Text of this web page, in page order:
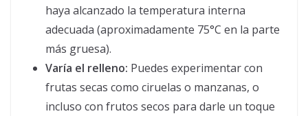
haya alcanzado la temperatura interna
adecuada (aproximadamente 75°C en la parte
más gruesa).
Varía el relleno: Puedes experimentar con
frutas secas como ciruelas o manzanas, o
incluso con frutos secos para darle un toque